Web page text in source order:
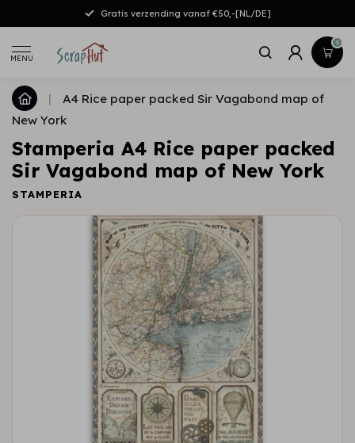
Gratis verzending vanaf €50,-[NL/DE]
MENU
0
|
A4 Rice paper packed Sir Vagabond map of
New York
Stamperia A4 Rice paper packed
Sir Vagabond map of New York
STAMPERIA